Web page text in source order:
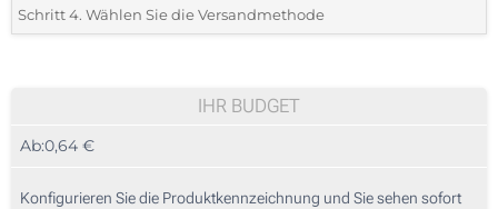
1 Farbig (Auf einer Seite)
3 Farbig (Auf einer Seite)
*Bitte wählen Sie Ihre gewünschte Menge
50
125
Schritt 4. Wählen Sie die Versandmethode
IHR BUDGET
Ab:0,64 €
Konfigurieren Sie die Produktkennzeichnung und Sie sehen sofort